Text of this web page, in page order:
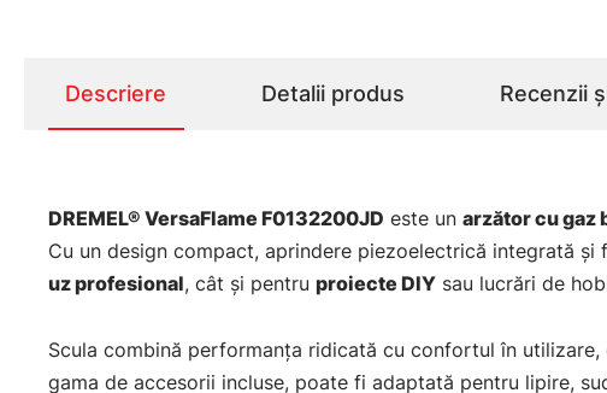
Descriere Detalii produs Recenzii
DREMEL® VersaFlame F0132200JD este un arzător cu gaz
Cu un design compact, aprindere piezoelectrică integrată și
uz profesional, cât și pentru proiecte DIY sau lucrări de
Scula combină performanța ridicată cu confortul în utilizare,
gama de accesorii incluse, poate fi adaptată pentru lipire,